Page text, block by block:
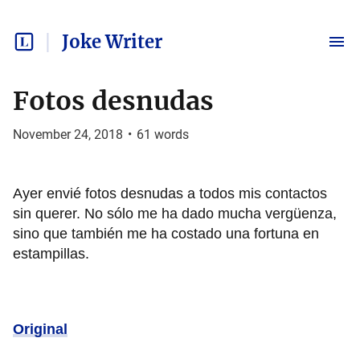
Joke Writer
Fotos desnudas
November 24, 2018 • 61 words
Ayer envié fotos desnudas a todos mis contactos
sin querer. No sólo me ha dado mucha vergüenza,
sino que también me ha costado una fortuna en
estampillas.
Original